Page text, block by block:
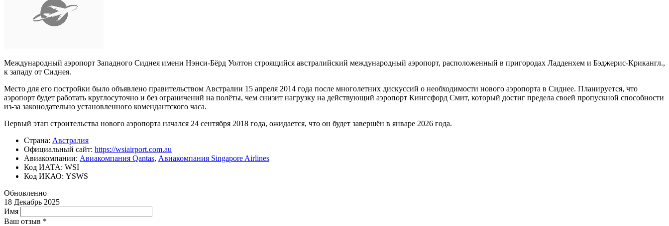
Международный аэропорт Западного Сиднея имени Нэнси-Бёрд Уолтон строящийся австралийский международный аэропорт, расположенный в пригородах Ладденхем и Бэджерис-Крикангл.,
к западу от Сиднея.
Место для его постройки было объявлено правительством Австралии 15 апреля 2014 года после многолетних дискуссий о необходимости нового аэропорта в Сиднее. Планируется, что
аэропорт будет работать круглосуточно и без ограничений на полёты, чем снизит нагрузку на действующий аэропорт Кингсфорд Смит, который достиг предела своей пропускной способности
из-за законодательно установленного комендантского часа.
Первый этап строительства нового аэропорта начался 24 сентября 2018 года, ожидается, что он будет завершён в январе 2026 года.
Страна: Австралия
Официальный cайт: https://wsiairport.com.au
Авиакомпании: Авиакомпания Qantas, Авиакомпания Singapore Airlines
Код ИАТА: WSI
Код ИКАО: YSWS
Обновленно
18 Декабрь 2025
Имя
Ваш отзыв *